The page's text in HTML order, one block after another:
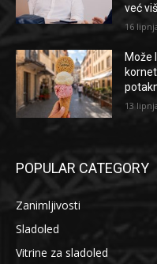
već
16
Može
13
POPULAR CATEGORY
Zanimljivosti
Sladoled
Vitrine za sladoled